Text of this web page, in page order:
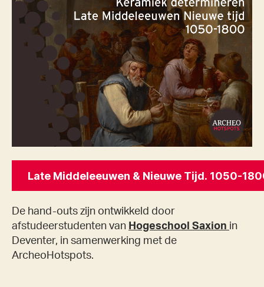
De hand-outs zijn ontwikkeld door
afstudeerstudenten van Hogeschool Saxion in
Deventer, in samenwerking met de
ArcheoHotspots.